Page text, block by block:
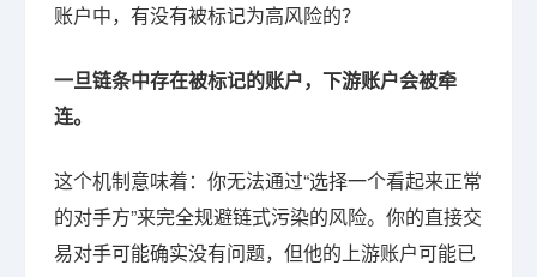
账户中，有没有被标记为高风险的？
一旦链条中存在被标记的账户，下游账户会被牵
连。
这个机制意味着：你无法通过“选择一个看起来正常
的对手方”来完全规避链式污染的风险。你的直接交
易对手可能确实没有问题，但他的上游账户可能已